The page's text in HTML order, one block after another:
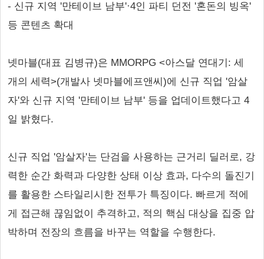
- 신규 지역 '만테이브 남부'·4인 파티 던전 '혼돈의 빙옥'
등 콘텐츠 확대
넷마블(대표 김병규)은 MMORPG <아스달 연대기: 세
개의 세력>(개발사 넷마블에프앤씨)에 신규 직업 '암살
자'와 신규 지역 '만테이브 남부' 등을 업데이트했다고 4
일 밝혔다.
신규 직업 '암살자'는 단검을 사용하는 근거리 딜러로, 강
력한 순간 화력과 다양한 상태 이상 효과, 다수의 돌진기
를 활용한 스타일리시한 전투가 특징이다. 빠르게 적에
게 접근해 끊임없이 추격하고, 적의 핵심 대상을 집중 압
박하며 전장의 흐름을 바꾸는 역할을 수행한다.